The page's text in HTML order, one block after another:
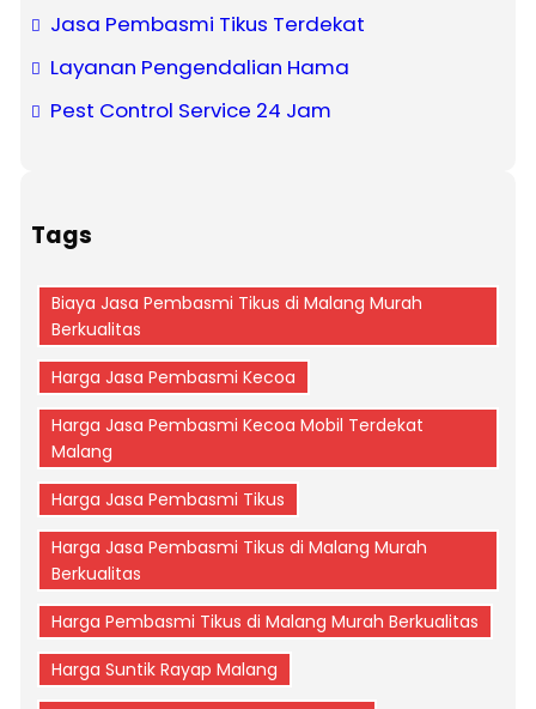
Jasa Pembasmi Tikus Terdekat
Layanan Pengendalian Hama
Pest Control Service 24 Jam
Tags
Biaya Jasa Pembasmi Tikus di Malang Murah
Berkualitas
Harga Jasa Pembasmi Kecoa
Harga Jasa Pembasmi Kecoa Mobil Terdekat
Malang
Harga Jasa Pembasmi Tikus
Harga Jasa Pembasmi Tikus di Malang Murah
Berkualitas
Harga Pembasmi Tikus di Malang Murah Berkualitas
Harga Suntik Rayap Malang